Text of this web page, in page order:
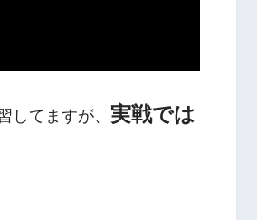
してますが、 実戦では